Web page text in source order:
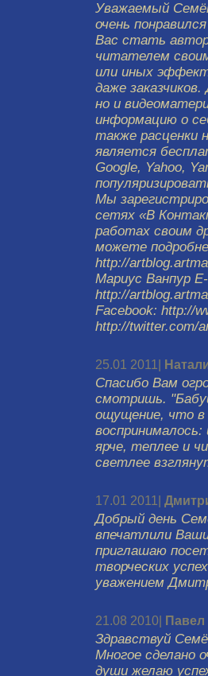
Уважаемый
очень
Вас стать
читателем
или иных
даже
но и
информацию о
также расценки
является
Google, Yahoo,
Мы
сетях «В
работах своим
можете
http://
Мариус Ванпур
http://
Facebook: http://
http://twitter.com/
25.01 2011|
Спасибо Вам
смотришь.
ощущение, что в
ярче, теплее и
светлее
17.01 2011|
Добрый день
впечатлили
приглашаю
творческих
уважением
21.08 2010|
Здравствуй
Многое сделано
души желаю